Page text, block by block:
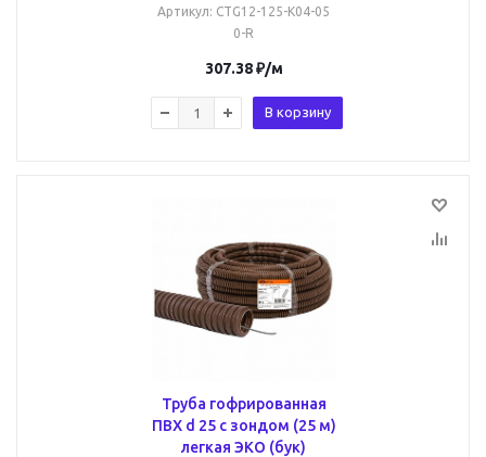
Артикул: CTG12-125-K04-05
0-R
307.38₽/м
В корзину
Труба гофрированная
ПВХ d 25 с зондом (25 м)
легкая ЭКО (бук)